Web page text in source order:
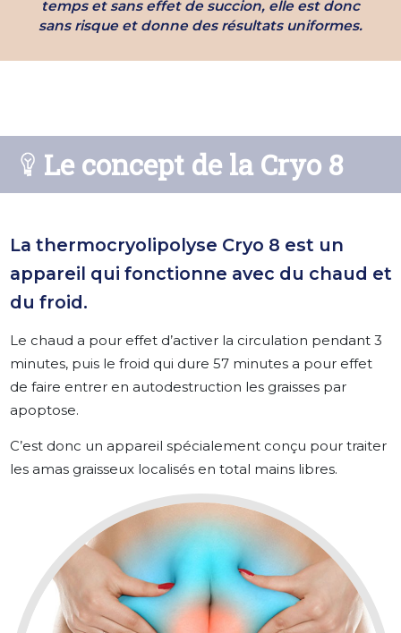
temps et sans effet de succion, elle est donc
sans risque et donne des résultats uniformes.
Le concept de la Cryo 8
La thermocryolipolyse Cryo 8 est un
appareil qui fonctionne avec du chaud et
du froid.
Le chaud a pour effet d’activer la circulation pendant 3
minutes, puis le froid qui dure 57 minutes a pour effet
de faire entrer en autodestruction les graisses par
apoptose.
C’est donc un appareil spécialement conçu pour traiter
les amas graisseux localisés en total mains libres.